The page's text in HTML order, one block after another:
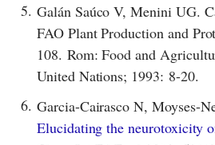
5. Galán Saúco V, Menini UG.
FAO Plant Production and
108. Rom: Food and
United Nations; 1993: 8-20.
6. Garcia-Cairasco N, Moyses-
Elucidating the neurotoxicity